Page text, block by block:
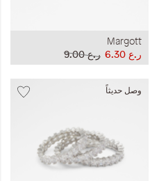
Margott
ر.ع 9.00
ر.ع 6.30
وصل حديثاً